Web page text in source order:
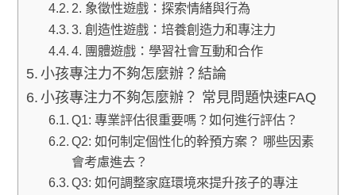
2. 象徵性遊戲：探索情緒與行為
3. 創造性遊戲：培養創造力和專注力
4. 團體遊戲：學習社會互動和合作
小孩專注力不夠怎麼辦？結論
小孩專注力不夠怎麼辦？ 常見問題快速FAQ
Q1: 專業評估很重要嗎？如何進行評估？
Q2: 如何制定個性化的幹預方案？ 哪些因素
會考慮進去？
Q3: 如何調整家庭環境來提升孩子的專注